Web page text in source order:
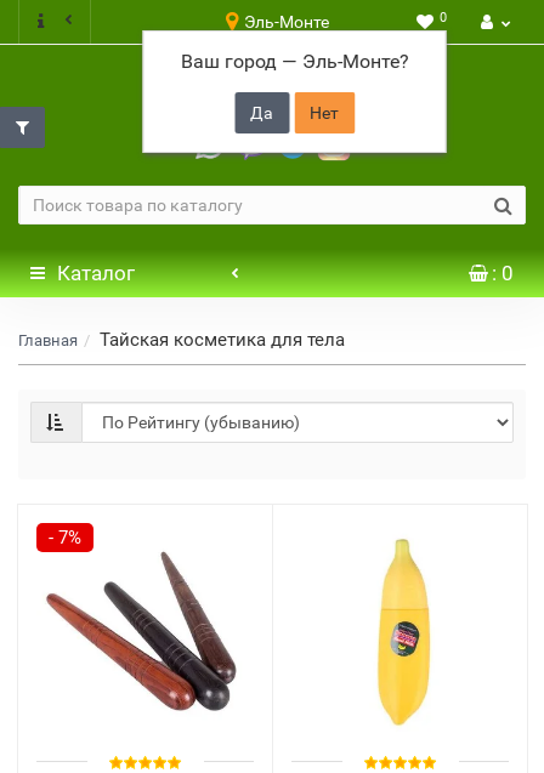
Эль-Монте
Ваш город — Эль-Монте?
0
+7 917 646 65 48
Каталог : 0
Главная Тайская косметика для тела
- 7%